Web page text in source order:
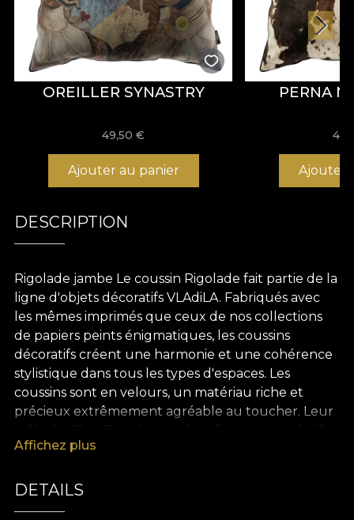
OREILLER SYNASTRY
49,50€
Ajouter au panier
PERNA
Ajouter
DESCRIPTION
Rigolade jambe Le coussin Rigolade fait partie de la
ligne d'objets décoratifs VLAdiLA. Fabriqués avec
les mêmes imprimés que ceux de nos collections
de papiers peints énigmatiques, les coussins
décoratifs créent une harmonie et une cohérence
stylistique dans tous les types d'espaces. Les
coussins sont en velours, un matériau riche et
précieux extrêmement agréable au toucher. Leur
taille de 43 x 43 cm les rend parfaits pour embellir
un canapé, un lit ou un fauteuil élégant. De plus,
d'intérieur. Dans un décor minimaliste, ce coussin
Affichez plus
DETAILS